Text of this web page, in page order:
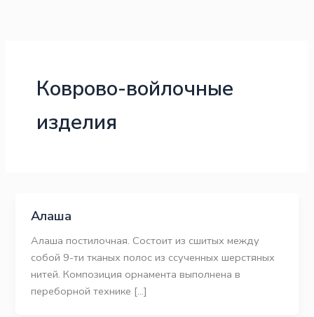
Коврово-войлочные
изделия
Алаша
Алаша постилочная. Состоит из сшитых между
собой 9-ти тканых полос из ссученных шерстяных
нитей. Композиция орнамента выполнена в
переборной технике […]